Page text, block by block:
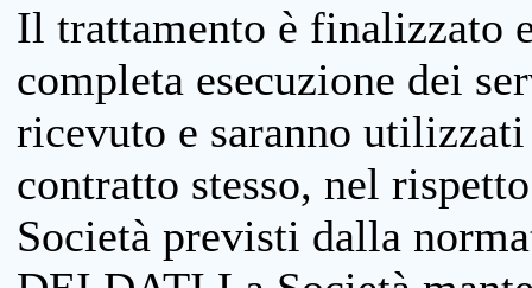
Il trattamento è finalizzato
completa esecuzione dei
ricevuto e saranno
contratto stesso, nel
Società previsti dalla